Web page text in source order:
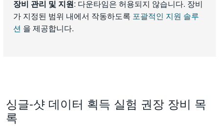
장비 관리 및 지원: 다운타임은 허용되지 않습니다. 장비
가 지정된 범위 내에서 작동하도록 포괄적인 지원 솔루
션 을 제공합니다.
싱글-샷 데이터 획득 실험 권장 장비 목
록